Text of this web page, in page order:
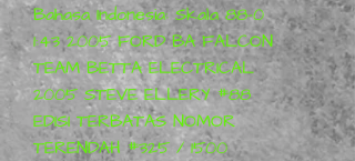
Bahasa Indonesia: Skala 88-0
1:43 2005 FORD BA FALCON
TEAM BETTA ELECTRICAL
2005 STEVE ELLERY #88
EDISI TERBATAS NOMOR
TERENDAH #325 / 1500